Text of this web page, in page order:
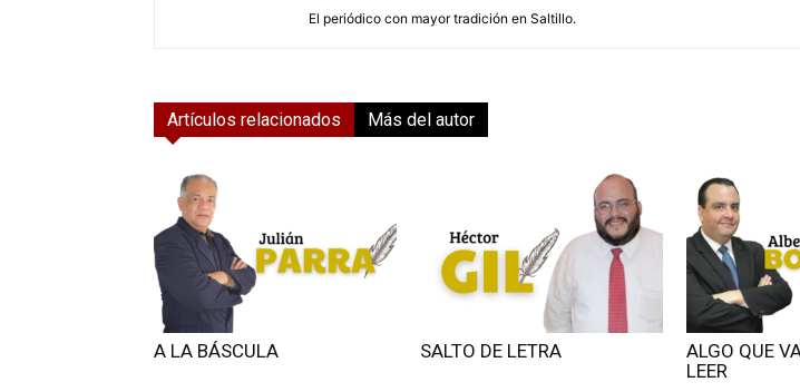
El periódico con mayor tradición en Saltillo.
Artículos relacionados Más del autor
A LA BÁSCULA SALTO DE LETRA
ALGO QUE
LEER